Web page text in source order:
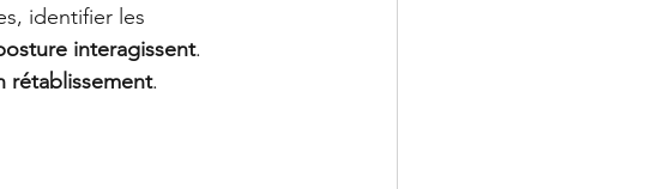
identifier les
interagissent.
rétablissement.